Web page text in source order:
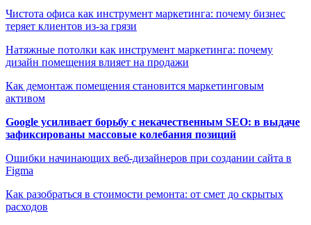
Чистота офиса как инструмент маркетинга: почему бизнес
теряет клиентов из-за грязи
Натяжные потолки как инструмент маркетинга: почему
дизайн помещения влияет на продажи
Как демонтаж помещения становится маркетинговым
активом
Google усиливает борьбу с некачественным SEO: в выдаче
зафиксированы массовые колебания позиций
Ошибки начинающих веб-дизайнеров при создании сайта в
Figma
Как разобраться в стоимости ремонта: от смет до скрытых
расходов